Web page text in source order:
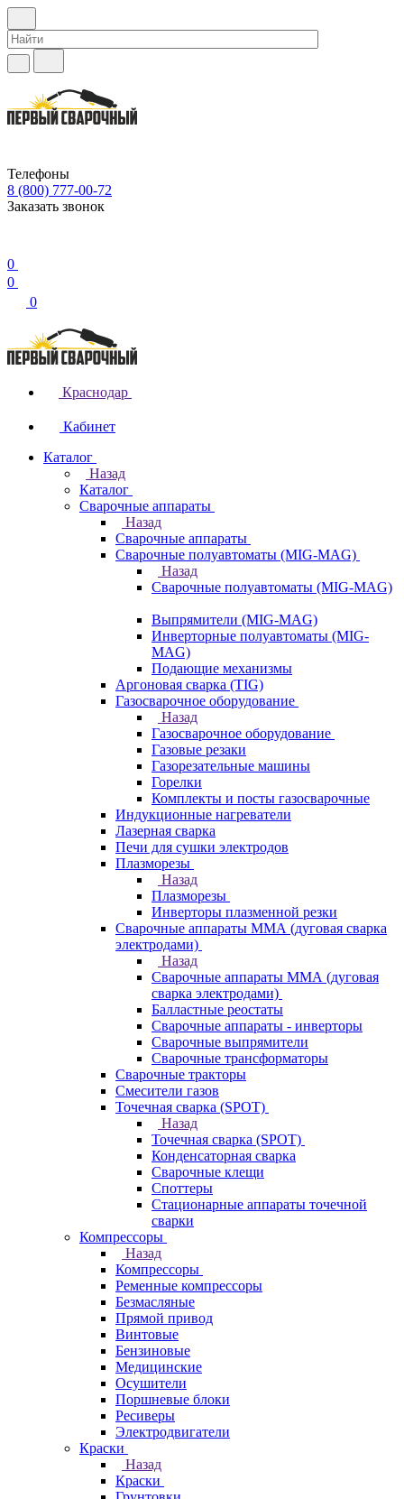
Телефоны
8 (800) 777-00-72
Заказать звонок
0
0
0
Краснодар
Кабинет
Каталог
Назад
Каталог
Сварочные аппараты
Назад
Сварочные аппараты
Сварочные полуавтоматы (MIG-MAG)
Назад
Сварочные полуавтоматы (MIG-MAG)
Выпрямители (MIG-MAG)
Инверторные полуавтоматы (MIG-
MAG)
Подающие механизмы
Аргоновая сварка (TIG)
Газосварочное оборудование
Назад
Газосварочное оборудование
Газовые резаки
Газорезательные машины
Горелки
Комплекты и посты газосварочные
Индукционные нагреватели
Лазерная сварка
Печи для сушки электродов
Плазморезы
Назад
Плазморезы
Инверторы плазменной резки
Сварочные аппараты ММА (дуговая сварка
электродами)
Назад
Сварочные аппараты ММА (дуговая
сварка электродами)
Балластные реостаты
Сварочные аппараты - инверторы
Сварочные выпрямители
Сварочные трансформаторы
Сварочные тракторы
Смесители газов
Точечная сварка (SPOT)
Назад
Точечная сварка (SPOT)
Конденсаторная сварка
Сварочные клещи
Споттеры
Стационарные аппараты точечной
сварки
Компрессоры
Назад
Компрессоры
Ременные компрессоры
Безмасляные
Прямой привод
Винтовые
Бензиновые
Медицинские
Осушители
Поршневые блоки
Ресиверы
Электродвигатели
Краски
Назад
Краски